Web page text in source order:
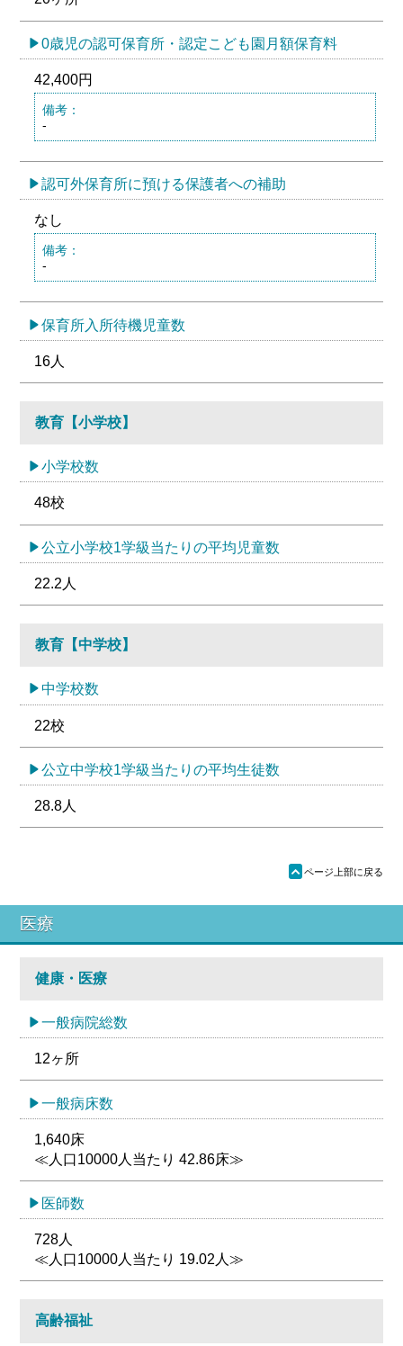
0歳児の認可保育所・認定こども園月額保育料
42,400円
備考：
-
認可外保育所に預ける保護者への補助
なし
備考：
-
保育所入所待機児童数
16人
教育【小学校】
小学校数
48校
公立小学校1学級当たりの平均児童数
22.2人
教育【中学校】
中学校数
22校
公立中学校1学級当たりの平均生徒数
28.8人
ü ページ上部に戻る
医療
健康・医療
一般病院総数
12ヶ所
一般病床数
1,640床
≪人口10000人当たり 42.86床≫
医師数
728人
≪人口10000人当たり 19.02人≫
高齢福祉